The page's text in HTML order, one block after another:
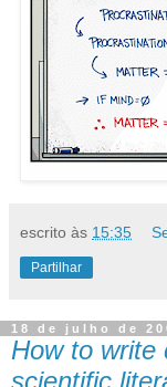
escrito às 15:35
Partilhar
18 de julho de
How to write